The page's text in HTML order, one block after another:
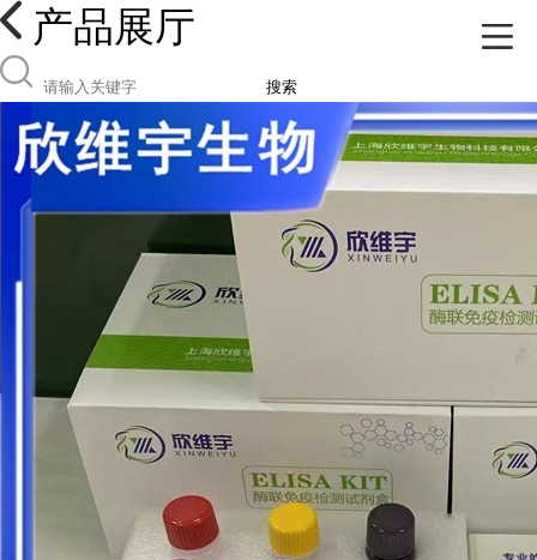
产品展厅
搜索